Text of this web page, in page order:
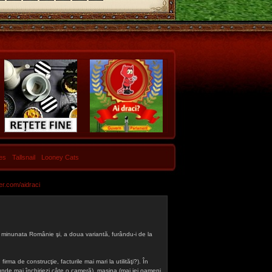
Tallsnail Looney Cats
aidraci
Românie şi, a doua variantă, furându-i de la
de construcţie, facturile mai mari la utilităţi?). În
mai închiriezi câte o cameră), maşina (mai iei oameni